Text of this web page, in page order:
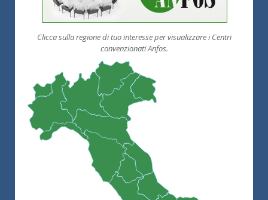
Clicca sulla regione di tuo interesse per visualizzare i Centri
convenzionati Anfos.